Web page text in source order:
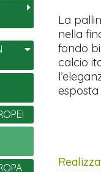
La
nella
fondo
calcio